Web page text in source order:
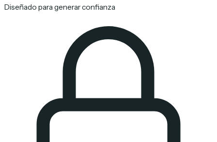
Diseñado para generar confianza